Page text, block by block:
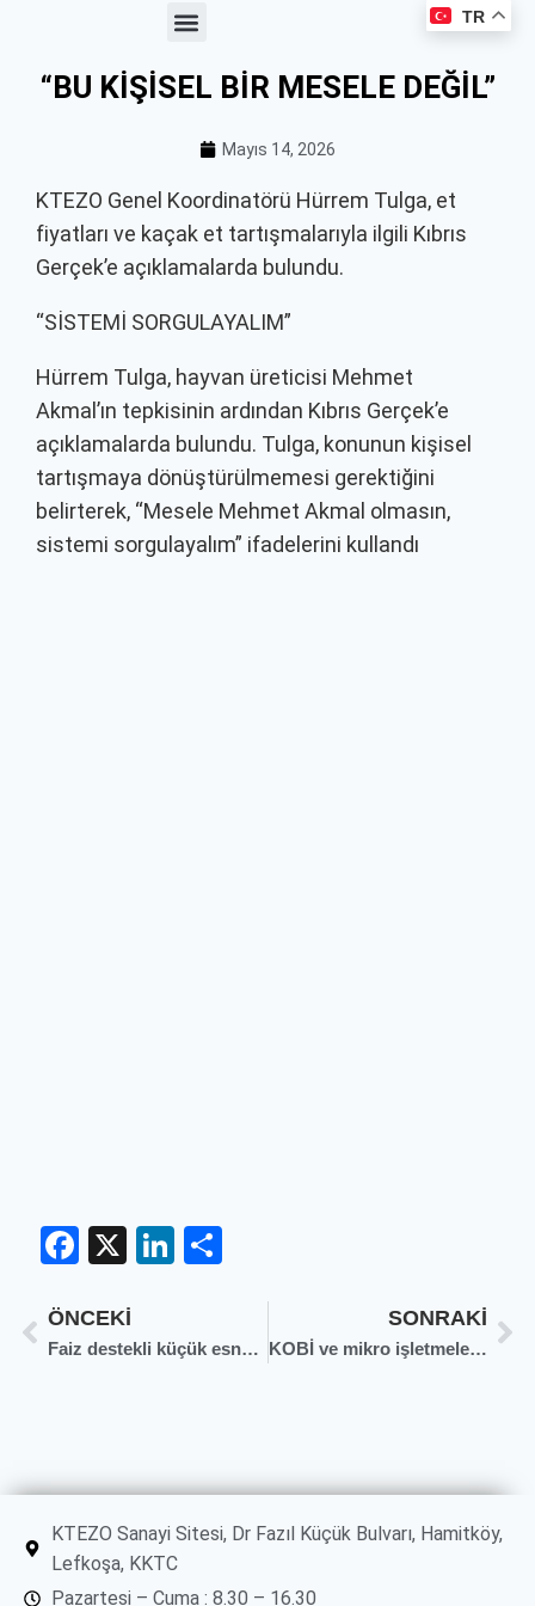
“BU KİŞİSEL BİR MESELE DEĞİL”
Mayıs 14, 2026
KTEZO Genel Koordinatörü Hürrem Tulga, et
fiyatları ve kaçak et tartışmalarıyla ilgili Kıbrıs
Gerçek’e açıklamalarda bulundu.
“SİSTEMİ SORGULAYALIM”
Hürrem Tulga, hayvan üreticisi Mehmet
Akmal’ın tepkisinin ardından Kıbrıs Gerçek’e
açıklamalarda bulundu. Tulga, konunun kişisel
tartışmaya dönüştürülmemesi gerektiğini
belirterek, “Mesele Mehmet Akmal olmasın,
sistemi sorgulayalım” ifadelerini kullandı
Facebook
X LinkedIn
ÖNCEKI
Faiz destekli küçük esnaf kredisi hayata geçiriliyor
SONRAKI
KOBİ ve mikro işletmeler için AB hibe desteği fırsatı!
KTEZO Sanayi Sitesi, Dr Fazıl Küçük Bulvarı, Hamitköy,
Lefkoşa, KKTC
Pazartesi – Cuma : 8.30 – 16.30
TR